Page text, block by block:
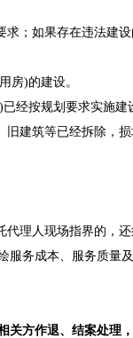
；如果存在违法建
房)的建设。
经按规划要求实施建
建筑等已经拆除，
理人现场指界的，
服务成本、服务质量
关方作退、结案处理，